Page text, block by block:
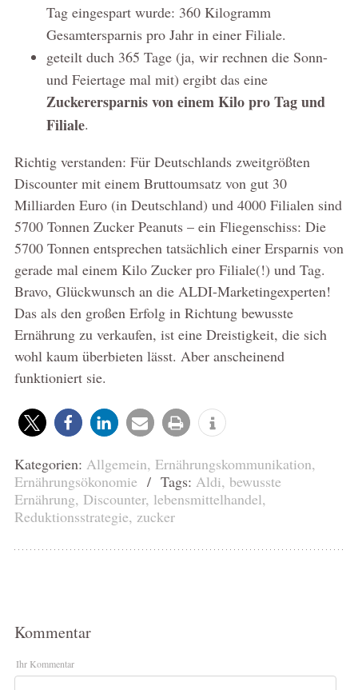
Tag eingespart wurde: 360 Kilogramm
Gesamtersparnis pro Jahr in einer Filiale.
geteilt duch 365 Tage (ja, wir rechnen die Sonn-
und Feiertage mal mit) ergibt das eine
Zuckerersparnis von einem Kilo pro Tag und
Filiale.
Richtig verstanden: Für Deutschlands zweitgrößten
Discounter mit einem Bruttoumsatz von gut 30
Milliarden Euro (in Deutschland) und 4000 Filialen sind
5700 Tonnen Zucker Peanuts – ein Fliegenschiss: Die
5700 Tonnen entsprechen tatsächlich einer Ersparnis von
gerade mal einem Kilo Zucker pro Filiale(!) und Tag.
Bravo, Glückwunsch an die ALDI-Marketingexperten!
Das als den großen Erfolg in Richtung bewusste
Ernährung zu verkaufen, ist eine Dreistigkeit, die sich
wohl kaum überbieten lässt. Aber anscheinend
funktioniert sie.
Kategorien: Allgemein, Ernährungskommunikation,
Ernährungsökonomie/ Tags: Aldi, bewusste
Ernährung, Discounter, lebensmittelhandel,
Reduktionsstrategie, zucker
Kommentar
Ihr Kommentar